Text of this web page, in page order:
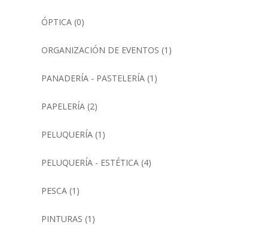
ÓPTICA(0)
ORGANIZACIÓN DE EVENTOS (1)
PANADERÍA - PASTELERÍA(1)
PAPELERÍA(2)
PELUQUERÍA(1)
PELUQUERÍA - ESTÉTICA(4)
PESCA(1)
PINTURAS (1)